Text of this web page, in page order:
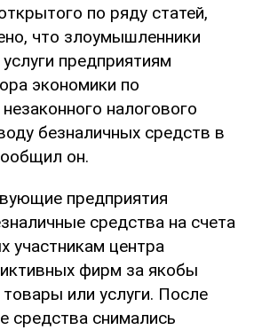
по ряду статей,
что злоумышленники
предприятиям
экономики по
налогового
безналичных средств в
он.
предприятия
средства на счета
участникам центра
фирм за якобы
или услуги. После
средства снимались